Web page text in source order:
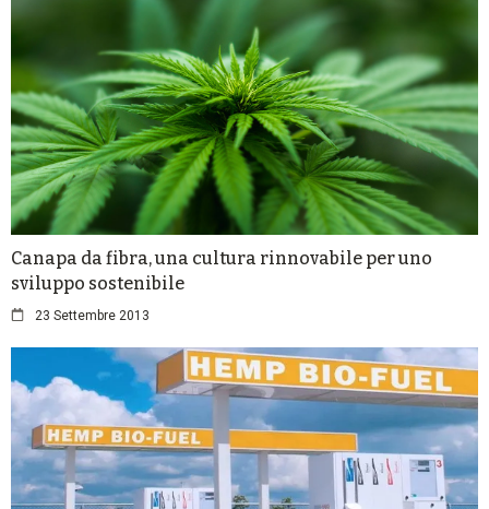
Canapa da fibra, una cultura rinnovabile per uno
sviluppo sostenibile
23 Settembre 2013